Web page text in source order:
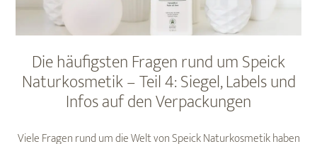
Die häufigsten Fragen rund um Speick
Naturkosmetik – Teil 4: Siegel, Labels und
Infos auf den Verpackungen
Viele Fragen rund um die Welt von Speick Naturkosmetik haben